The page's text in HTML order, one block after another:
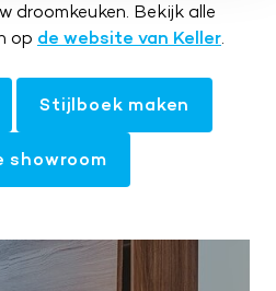
droomkeuken. Bekijk alle
op de website van Keller.
Stijlboek maken
showroom